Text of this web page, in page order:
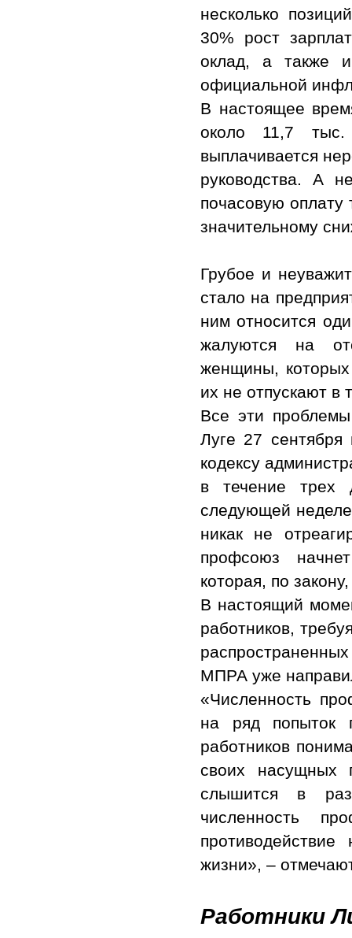
несколько
30% рост
оклад, а также
официальной
В настоящее
около 11,7
выплачивается
руководства. А
почасовую
значительному
Грубое и
стало на
ним относится
жалуются на
женщины, которых
их не отпускают в
Все эти
Луге 27
кодексу
в течение
следующей
никак не
профсоюз
которая, по
В настоящий
работников,
МПРА уже
«Численность
на ряд попыток
работников
своих
слышится в
численность
жизни», –
Работники